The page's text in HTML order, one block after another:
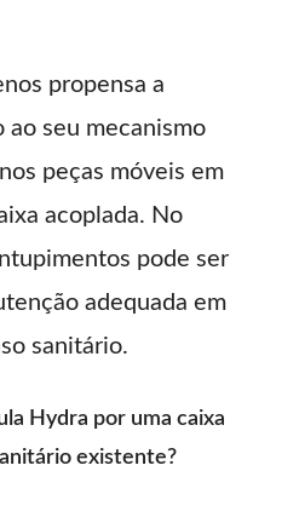
propensa a
seu mecanismo
peças móveis em
acoplada. No
pode ser
adequada em
sanitário.
Hydra por uma caixa
existente?